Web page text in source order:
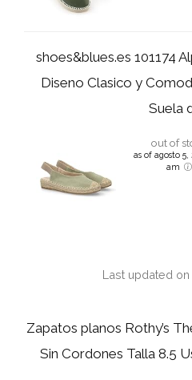
shoes&blues.es 101174
Diseno Clasico y
Suela
out of
as of agosto 5,
am
Last updated
Zapatos planos Rothy’s
Sin Cordones Talla 8.5